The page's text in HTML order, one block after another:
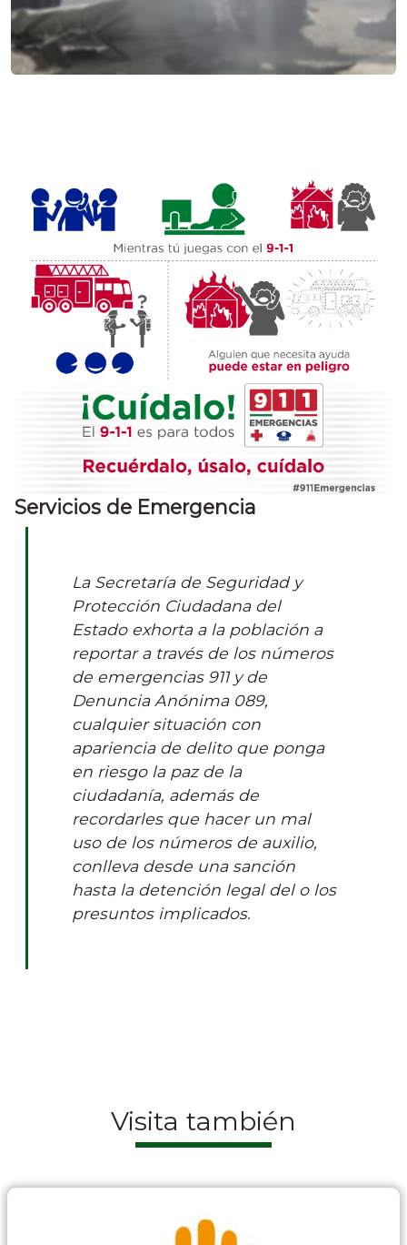
Servicios de Emergencia
La Secretaría de Seguridad y
Protección Ciudadana del
Estado exhorta a la población a
reportar a través de los números
de emergencias 911 y de
Denuncia Anónima 089,
cualquier situación con
apariencia de delito que ponga
en riesgo la paz de la
ciudadanía, además de
recordarles que hacer un mal
uso de los números de auxilio,
conlleva desde una sanción
hasta la detención legal del o los
presuntos implicados.
Visita también